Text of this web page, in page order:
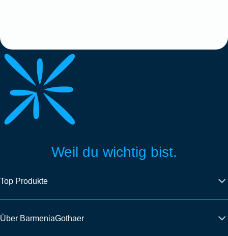
Weil du wichtig bist.
Top Produkte
Über BarmeniaGothaer